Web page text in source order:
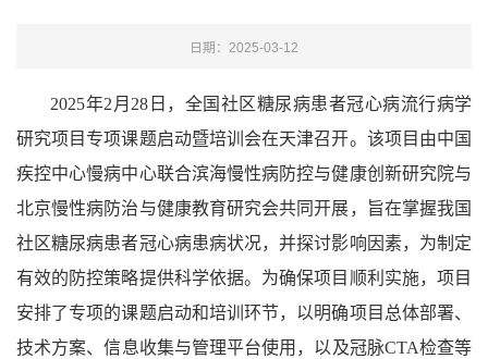
日期：2025-03-12
2025年2月28日，全国社区糖尿病患者冠心病流行病学
研究项目专项课题启动暨培训会在天津召开。该项目由中国
疾控中心慢病中心联合滨海慢性病防控与健康创新研究院与
北京慢性病防治与健康教育研究会共同开展，旨在掌握我国
社区糖尿病患者冠心病患病状况，并探讨影响因素，为制定
有效的防控策略提供科学依据。为确保项目顺利实施，项目
安排了专项的课题启动和培训环节，以明确项目总体部署、
技术方案、信息收集与管理平台使用，以及冠脉CTA检查等